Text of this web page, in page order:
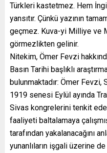
Türkleri kastetmez. Hem
yansıtır. Çünkü yazının
geçmez. Kuva-yi Milliye ve
görmezlikten gelinir.
Nitekim, Ömer Fevzi
Basın Tarihi başlıklı
bulunmaktadır: Ömer
1919 senesi Eylül ayında
Sivas kongrelerini tenkit
faaliyeti baltalamaya
tarafından yakalanacağını
yunanlıların işgali üzerine